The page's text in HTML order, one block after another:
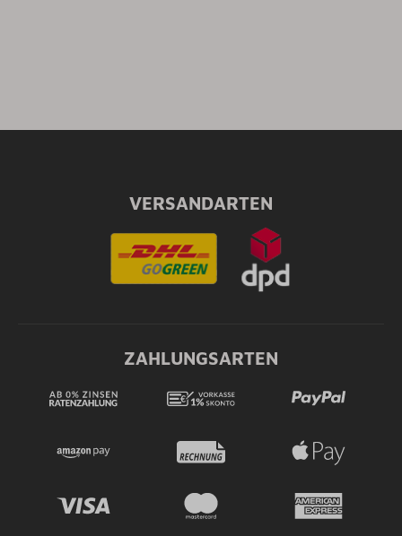
VERSANDARTEN
ZAHLUNGSARTEN